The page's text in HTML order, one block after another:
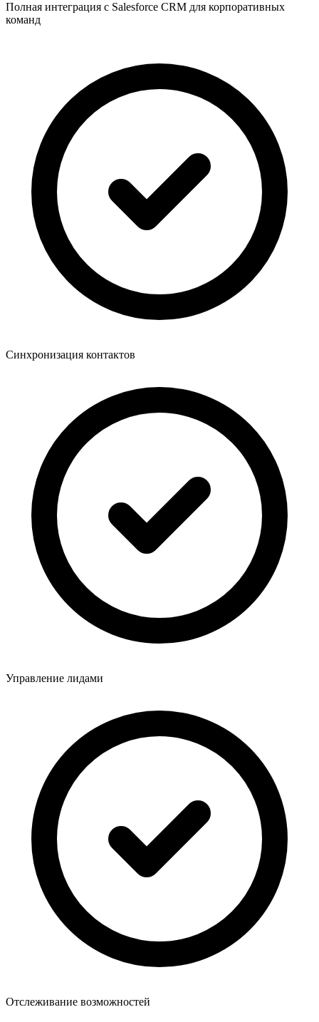
Полная интеграция с Salesforce CRM для корпоративных
команд
Синхронизация контактов
Управление лидами
Отслеживание возможностей